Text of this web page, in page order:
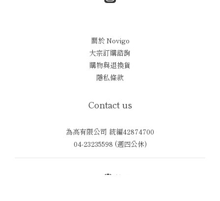
關於 Novigo
大宗訂購諮詢
購物與退換貨
隱私條款
Contact us
為高有限公司 統編42874700
04-23235598 (週四公休)
繁體中文